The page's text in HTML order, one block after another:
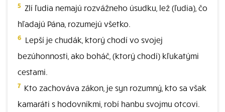
5 Zlí ľudia nemajú rozvážneho úsudku, lež (ľudia), čo
hľadajú Pána, rozumejú všetko.
6 Lepší je chudák, ktorý chodí vo svojej
bezúhonnosti, ako boháč, (ktorý chodí) kľukatými
cestami.
7 Kto zachováva zákon, je syn rozumný, kto sa však
kamaráti s hodovníkmi, robí hanbu svojmu otcovi.